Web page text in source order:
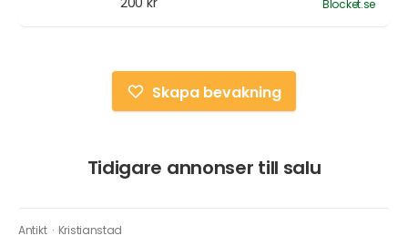
Blocket.se
Skapa bevakning
Tidigare annonser till salu
Antikt · Kristianstad